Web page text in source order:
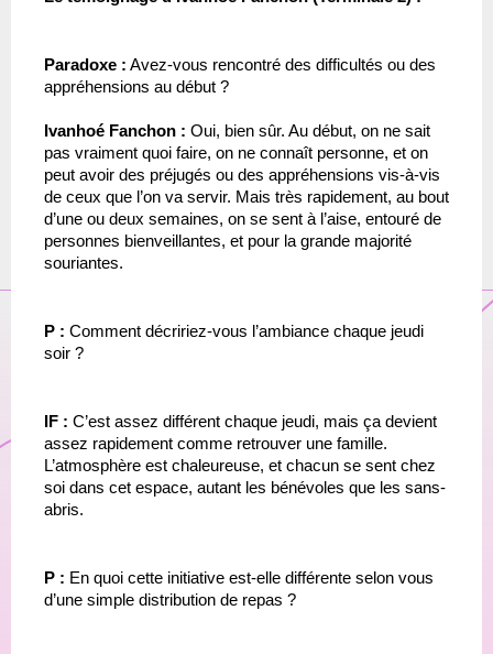
Paradoxe : Avez-vous rencontré des difficultés ou des
appréhensions au début ?
Ivanhoé Fanchon : Oui, bien sûr. Au début, on ne sait
pas vraiment quoi faire, on ne connaît personne, et on
peut avoir des préjugés ou des appréhensions vis-à-vis
de ceux que l’on va servir. Mais très rapidement, au bout
d’une ou deux semaines, on se sent à l’aise, entouré de
personnes bienveillantes, et pour la grande majorité
souriantes.
P : Comment décririez-vous l’ambiance chaque jeudi
soir ?
IF : C’est assez différent chaque jeudi, mais ça devient
assez rapidement comme retrouver une famille.
L’atmosphère est chaleureuse, et chacun se sent chez
soi dans cet espace, autant les bénévoles que les sans-
abris.
P : En quoi cette initiative est-elle différente selon vous
d’une simple distribution de repas ?